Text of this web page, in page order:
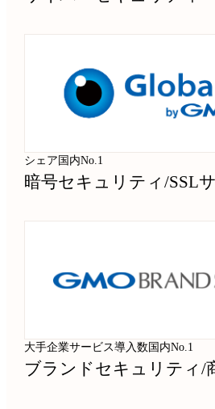
シェア国内No.1
暗号セキュリティ/SSL
大手企業サービス導入数国内No.1
ブランドセキュリティ/